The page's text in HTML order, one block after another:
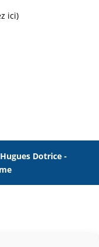
ici)
Dotrice -